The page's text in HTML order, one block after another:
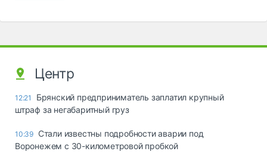
Центр
12:21
Брянский предприниматель заплатил крупный
штраф за негабаритный груз
10:39 Стали известны подробности аварии под
Воронежем с 30-километровой пробкой